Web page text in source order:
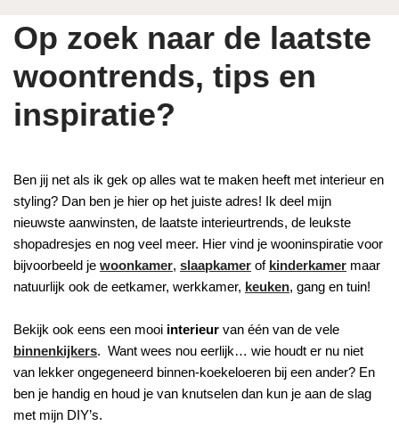
Op zoek naar de laatste
woontrends, tips en
inspiratie?
Ben jij net als ik gek op alles wat te maken heeft met interieur en
styling? Dan ben je hier op het juiste adres! Ik deel mijn
nieuwste aanwinsten, de laatste interieurtrends, de leukste
shopadresjes en nog veel meer. Hier vind je wooninspiratie voor
bijvoorbeeld je woonkamer, slaapkamer of kinderkamer maar
natuurlijk ook de eetkamer, werkkamer, keuken, gang en tuin!
Bekijk ook eens een mooi interieur van één van de vele
binnenkijkers. Want wees nou eerlijk… wie houdt er nu niet
van lekker ongegeneerd binnen-koekeloeren bij een ander? En
ben je handig en houd je van knutselen dan kun je aan de slag
met mijn DIY’s.